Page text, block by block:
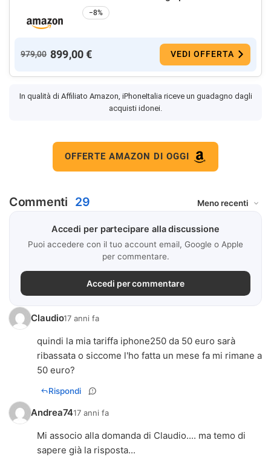
−8%
979,00 899,00 € VEDI OFFERTA
In qualità di Affiliato Amazon, iPhoneItalia riceve un guadagno dagli
acquisti idonei.
OFFERTE AMAZON DI OGGI
Commenti 29
Accedi per partecipare alla discussione
Puoi accedere con il tuo account email, Google o Apple
per commentare.
Accedi per commentare
Claudio17 anni fa
quindi la mia tariffa iphone250 da 50 euro sarà
ribassata o siccome l'ho fatta un mese fa mi rimane a
50 euro?
Rispondi
Andrea7417 anni fa
Mi associo alla domanda di Claudio.... ma temo di
sapere già la risposta...